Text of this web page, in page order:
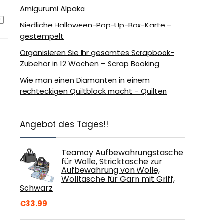
Amigurumi Alpaka
Niedliche Halloween-Pop-Up-Box-Karte –
gestempelt
Organisieren Sie Ihr gesamtes Scrapbook-
Zubehör in 12 Wochen – Scrap Booking
Wie man einen Diamanten in einem
rechteckigen Quiltblock macht – Quilten
Angebot des Tages!!
Teamoy Aufbewahrungstasche
für Wolle, Stricktasche zur
Aufbewahrung von Wolle,
Wolltasche für Garn mit Griff,
Schwarz
€33.99